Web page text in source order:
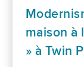
maison à
» à Twin